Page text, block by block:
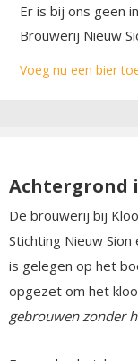
Er is bij ons geen
Brouwerij Nieuw
Voeg nu een bier
Achtergrond
De brouwerij bij
Stichting Nieuw
is gelegen op het
opgezet om het
gebrouwen zonder